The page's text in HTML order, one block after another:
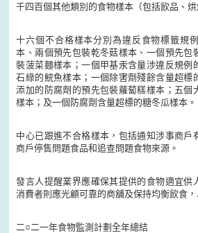
千四百個其他類別的食物樣本（包括飲品、
十六個不合格樣本分別為違反食物標籤規
本、兩個預先包裝乾冬菇樣本、一個預先包
裝菠菜麵樣本；一個甲基汞含量涉違反規例
石綠的鯇魚樣本；一個除害劑殘餘含量超標
添加的防腐劑的預先包裝蘿蔔糕樣本；五個
樣本；及一個防腐劑含量超標的糖冬瓜樣本。
中心已跟進不合格樣本，包括通知涉事商戶
商戶停售問題食品和追查問題食物來源。
發言人提醒業界應確保其提供的食物適宜供
消費者則應光顧可靠的商舖及保持均衡飲食，
二○二一年食物監測計劃全年總結